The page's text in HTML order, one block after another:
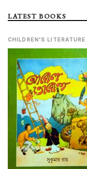
LATEST BOOKS
CHILDREN'S LITERATURE